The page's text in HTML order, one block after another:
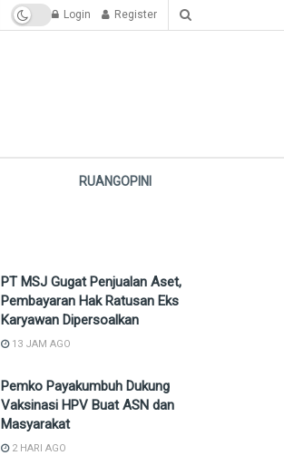
Login Register
RUANGOPINI
PT MSJ Gugat Penjualan Aset,
Pembayaran Hak Ratusan Eks
Karyawan Dipersoalkan
13 JAM AGO
Pemko Payakumbuh Dukung
Vaksinasi HPV Buat ASN dan
Masyarakat
2 HARI AGO